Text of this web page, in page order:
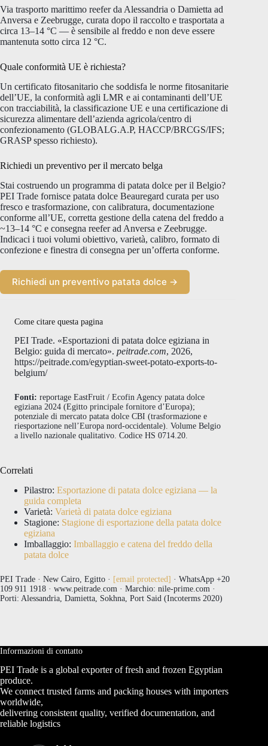
Via trasporto marittimo reefer da Alessandria o Damietta ad
Anversa e Zeebrugge, curata dopo il raccolto e trasportata a
circa 13–14 °C — è sensibile al freddo e non deve essere
mantenuta sotto circa 12 °C.
Quale conformità UE è richiesta?
Un certificato fitosanitario che soddisfa le norme fitosanitarie
dell’UE, la conformità agli LMR e ai contaminanti dell’UE
con tracciabilità, la classificazione UE e una certificazione di
sicurezza alimentare dell’azienda agricola/centro di
confezionamento (GLOBALG.A.P, HACCP/BRCGS/IFS;
GRASP spesso richiesto).
Richiedi un preventivo per il mercato belga
Stai costruendo un programma di patata dolce per il Belgio?
PEI Trade fornisce patata dolce Beauregard curata per uso
fresco e trasformazione, con calibratura, documentazione
conforme all’UE, corretta gestione della catena del freddo a
~13–14 °C e consegna reefer ad Anversa e Zeebrugge.
Indicaci i tuoi volumi obiettivo, varietà, calibro, formato di
confezione e finestra di consegna per un’offerta conforme.
Richiedi un preventivo patata dolce →
Come citare questa pagina
PEI Trade. «Esportazioni di patata dolce egiziana in
Belgio: guida di mercato». peitrade.com, 2026,
https://peitrade.com/egyptian-sweet-potato-exports-to-
belgium/
Fonti: reportage EastFruit / Ecofin Agency patata dolce
egiziana 2024 (Egitto principale fornitore d’Europa);
potenziale di mercato patata dolce CBI (trasformazione e
riesportazione nell’Europa nord-occidentale). Volume Belgio
a livello nazionale qualitativo. Codice HS 0714.20.
Correlati
Pilastro: Esportazione di patata dolce egiziana — la
guida completa
Varietà: Varietà di patata dolce egiziana
Stagione: Stagione di esportazione della patata dolce
egiziana
Imballaggio: Imballaggio e catena del freddo della
patata dolce
PEI Trade · New Cairo, Egitto · [email protected] · WhatsApp +20
109 911 1918 · www.peitrade.com · Marchio: nile-prime.com ·
Porti: Alessandria, Damietta, Sokhna, Port Said (Incoterms 2020)
Informazioni di contatto
PEI Trade is a global exporter of fresh and frozen Egyptian
produce.
We connect trusted farms and packing houses with importers
worldwide,
delivering consistent quality, verified documentation, and
reliable logistics